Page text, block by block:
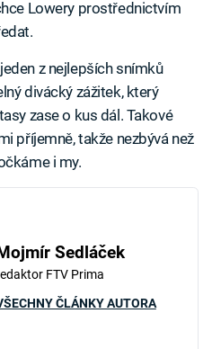
Lowery prostřednictvím
z nejlepších snímků
divácký zážitek, který
zase o kus dál. Takové
příjemně, takže nezbývá než
i my.
Sedláček
FTV Prima
ČLÁNKY AUTORA